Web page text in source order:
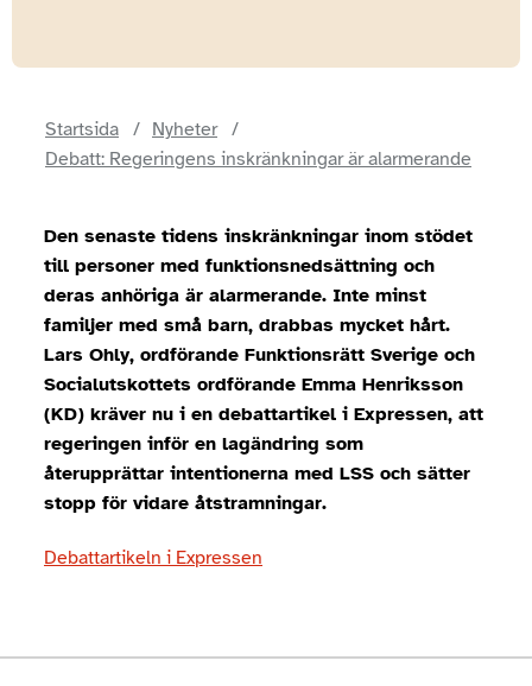
Startsida
Nyheter
Debatt: Regeringens inskränkningar är alarmerande
Den senaste tidens inskränkningar inom stödet
till personer med funktionsnedsättning och
deras anhöriga är alarmerande. Inte minst
familjer med små barn, drabbas mycket hårt.
Lars Ohly, ordförande Funktionsrätt Sverige och
Socialutskottets ordförande Emma Henriksson
(KD) kräver nu i en debattartikel i Expressen, att
regeringen inför en lagändring som
återupprättar intentionerna med LSS och sätter
stopp för vidare åtstramningar.
Debattartikeln i Expressen